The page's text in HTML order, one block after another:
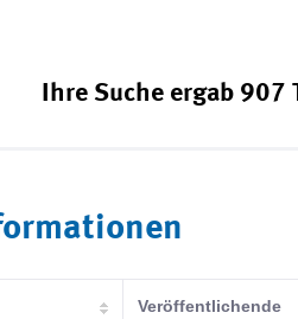
Ihre Suche ergab 907
Veröffentlichende